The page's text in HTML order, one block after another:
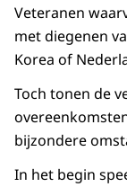
Veteranen
met diegenen
Korea of
Toch tonen de
bijzondere
In het begin